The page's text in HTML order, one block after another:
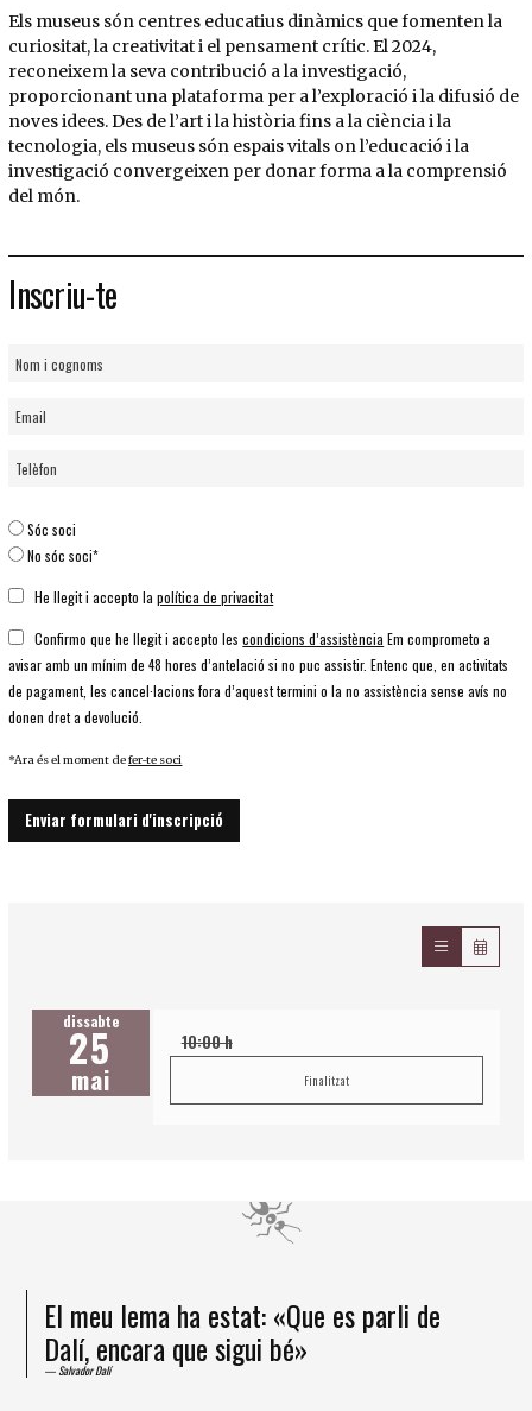
Els museus són centres educatius dinàmics que fomenten la
curiositat, la creativitat i el pensament crític. El 2024,
reconeixem la seva contribució a la investigació,
proporcionant una plataforma per a l’exploració i la difusió de
noves idees. Des de l’art i la història fins a la ciència i la
tecnologia, els museus són espais vitals on l’educació i la
investigació convergeixen per donar forma a la comprensió
del món.
Inscriu-te
Sóc soci
No sóc soci*
He llegit i accepto lapolítica de privacitat
Confirmo que he llegit i accepto lescondicions d’assistència Em comprometo a
avisar amb un mínim de 48 hores d’antelació si no puc assistir. Entenc que, en activitats
de pagament, les cancel·lacions fora d’aquest termini o la no assistència sense avís no
donen dret a devolució.
*Ara és el moment defer-te soci
Enviar formulari d'inscripció
dissabte
25
mai
10:00 h
Finalitzat
El meu lema ha estat: «Que es parli de
Dalí, encara que sigui bé»
Salvador Dalí